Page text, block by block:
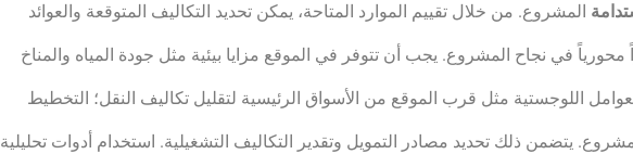
المشروع. من خلال تقييم الموارد المتاحة، يمكن تحديد التكاليف المتوقعة والعوائد
محورياً في نجاح المشروع. يجب أن تتوفر في الموقع مزايا بيئية مثل جودة المياه والمناخ
اللوجستية مثل قرب الموقع من الأسواق الرئيسية لتقليل تكاليف النقل؛ التخطيط
يتضمن ذلك تحديد مصادر التمويل وتقدير التكاليف التشغيلية. استخدام أدوات تحليلية